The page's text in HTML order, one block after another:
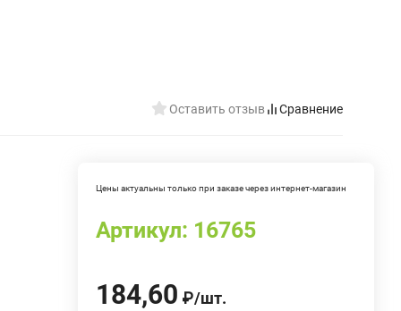
Оставить отзыв Сравнение
Цены актуальны только при заказе через интернет-магазин
Артикул: 16765
184,60 ₽/шт.